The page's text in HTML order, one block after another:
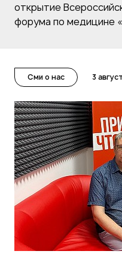
открытие
форума по медицине
Сми о нас 3